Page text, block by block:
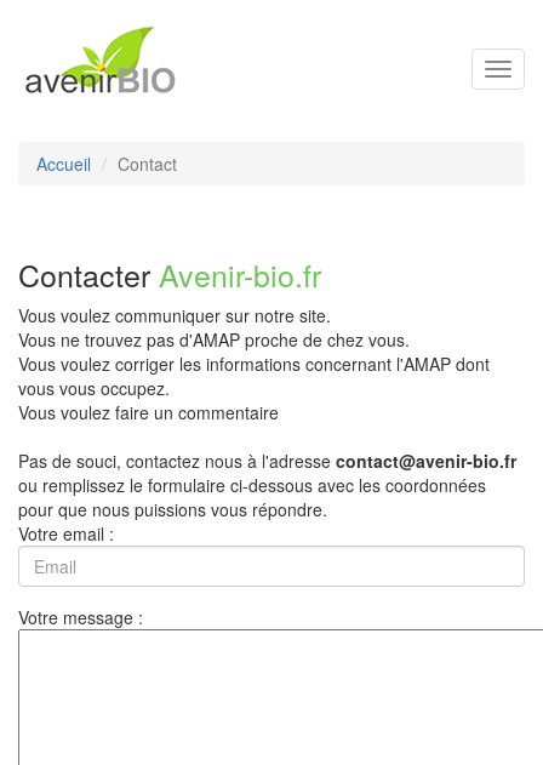
Accueil Contact
Contacter Avenir-bio.fr
Vous voulez communiquer sur notre site.
Vous ne trouvez pas d'AMAP proche de chez vous.
Vous voulez corriger les informations concernant l'AMAP dont
vous vous occupez.
Vous voulez faire un commentaire
Pas de souci, contactez nous à l'adresse contact@avenir-bio.fr
ou remplissez le formulaire ci-dessous avec les coordonnées
pour que nous puissions vous répondre.
Votre email :
Votre message :